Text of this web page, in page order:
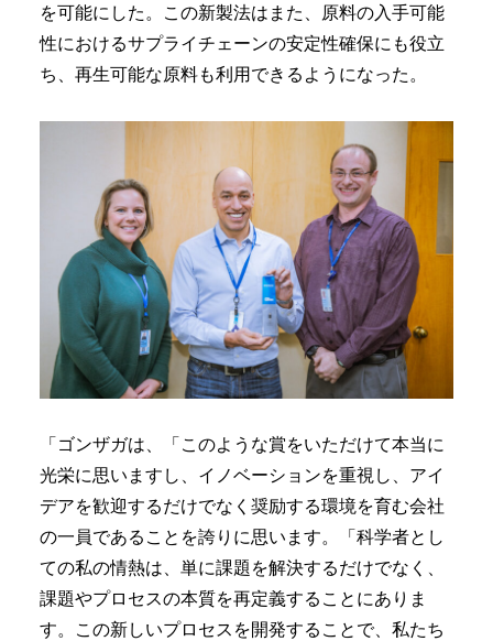
を可能にした。この新製法はまた、原料の入手可能
性におけるサプライチェーンの安定性確保にも役立
ち、再生可能な原料も利用できるようになった。
「ゴンザガは、「このような賞をいただけて本当に
光栄に思いますし、イノベーションを重視し、アイ
デアを歓迎するだけでなく奨励する環境を育む会社
の一員であることを誇りに思います。「科学者とし
ての私の情熱は、単に課題を解決するだけでなく、
課題やプロセスの本質を再定義することにありま
す。この新しいプロセスを開発することで、私たち